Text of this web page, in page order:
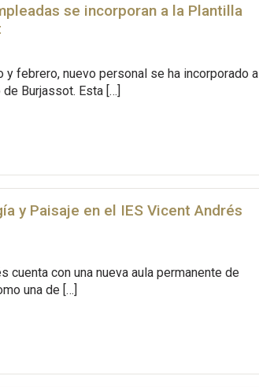
se incorporan a la Plantilla
y febrero, nuevo personal se ha incorporado a
Burjassot. Esta […]
y Paisaje en el IES Vicent Andrés
cuenta con una nueva aula permanente de
una de […]